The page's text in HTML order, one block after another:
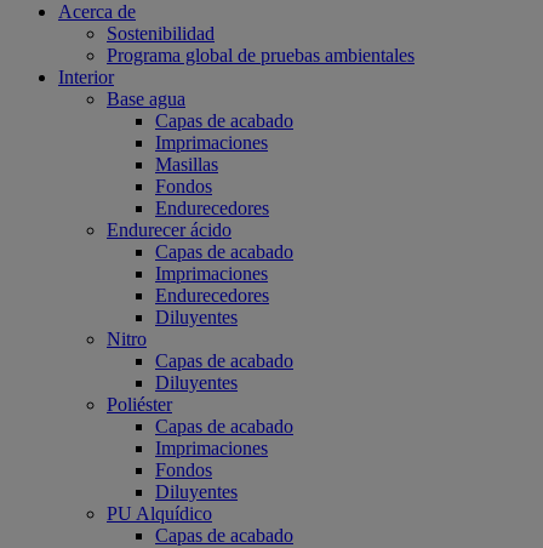
Acerca de
Sostenibilidad
Programa global de pruebas ambientales
Interior
Base agua
Capas de acabado
Imprimaciones
Masillas
Fondos
Endurecedores
Endurecer ácido
Capas de acabado
Imprimaciones
Endurecedores
Diluyentes
Nitro
Capas de acabado
Diluyentes
Poliéster
Capas de acabado
Imprimaciones
Fondos
Diluyentes
PU Alquídico
Capas de acabado